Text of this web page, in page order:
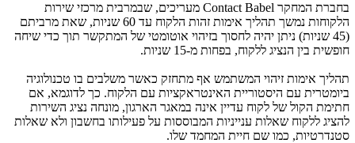
בחברת המחקר Contact Babel מעריכים, שבמרבית מרכזי שירות
הלקוחות נמשך תהליך אימות זהות הלקוח עד 60 שניות, שאת מרביתם
(45 שניות) ניתן יהיה לחסוך בזיהוי אוטומטי של המתקשר תוך כדי שיחה
חופשית בין הנציג ללקוח, בפחות מ-15 שניות.
תהליך אימות זיהוי המשתמש אף מתחזק כאשר משלבים בו טכנולוגיה
ביומטרית עם היסטוריית האינטראקציות עם הלקוח. כך לדוגמא, אם
חתימת הקול של לקוח עדיין אינה במאגר הארגון, מונחה נציג השירות
להציג ללקוח שאלות ענייניות המבוססות על פעילותו בחשבון ולא שאלות
סטנדרטיות, כמו שם חיית המחמד שלו.